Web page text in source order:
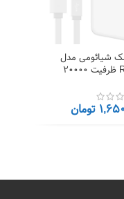
شیائومی مدل
Redmi ظرفیت 20000
تومان